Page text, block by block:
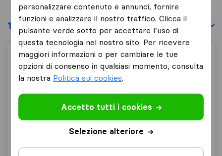
Filtri Filtra per:
Traslochi Biscotti
22
Traslochi Biscotti
Chiedi preventivo Dettagli
personalizzare contenuto e annunci, fornire
funzioni e analizzare il nostro traffico. Clicca il
pulsante verde sotto per accettare l’uso di
questa tecnologia nel nostro sito. Per ricevere
maggiori informazioni o per cambiare le tue
opzioni di consenso in qualsiasi momento, consulta
la nostra Politica sui cookies.
Accetto tutti i cookies
Selezione alteriore